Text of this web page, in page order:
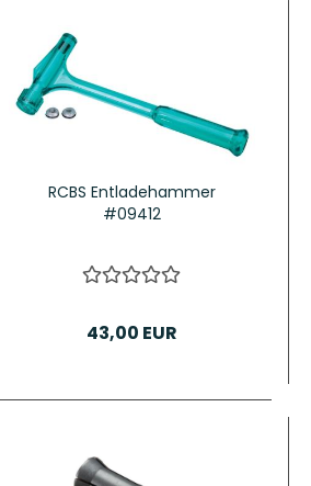
RCBS Entladehammer
#09412
43,00 EUR